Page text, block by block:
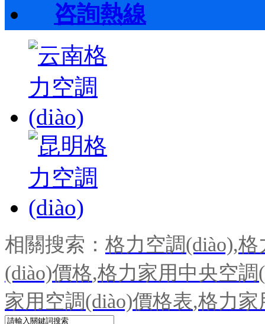
咨詢熱線
相關搜索： 格力空調(diào),格
(diào)價格,格力家用中央空調
家用空調(diào)價格表,格力家